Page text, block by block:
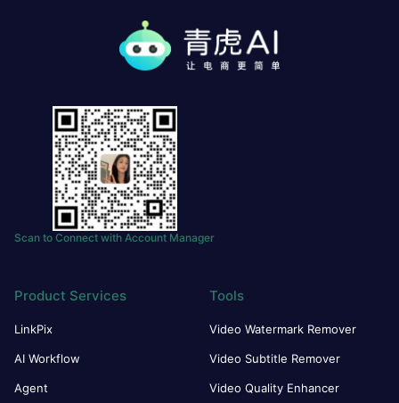
Scan to Connect with Account Manager
Product Services
LinkPix
AI Workflow
Agent
Tools
Video Watermark Remover
Video Subtitle Remover
Video Quality Enhancer